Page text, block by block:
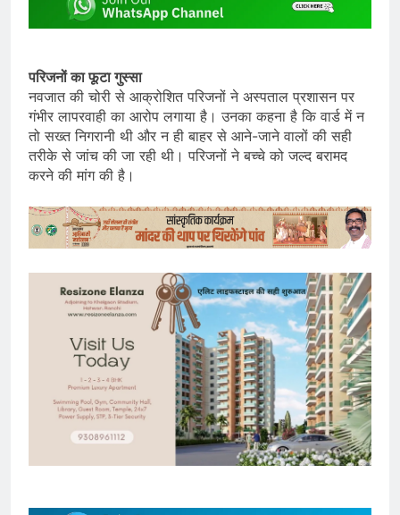
परिजनों का फूटा गुस्सा
नवजात की चोरी से आक्रोशित परिजनों ने अस्पताल प्रशासन पर
गंभीर लापरवाही का आरोप लगाया है। उनका कहना है कि वार्ड में न
तो सख्त निगरानी थी और न ही बाहर से आने-जाने वालों की सही
तरीके से जांच की जा रही थी। परिजनों ने बच्चे को जल्द बरामद
करने की मांग की है।